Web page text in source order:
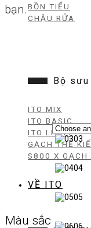
BỒN TIỂU
CHẬU RỬA
Bộ
ITO MIX
ITO BASIC
ITO LIGHT
GẠCH THẺ
S800 X GẠCH
VỀ ITO
bạn.
Màu sắc
03
04
05